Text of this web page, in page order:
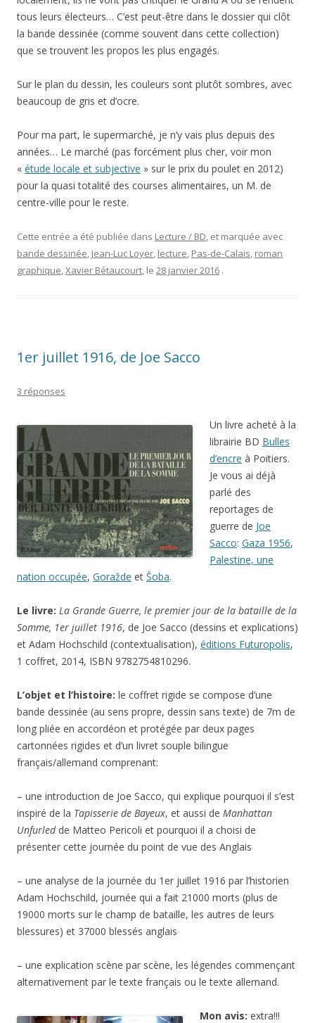
tous leurs électeurs… C’est peut-être dans le dossier qui clôt
la bande dessinée (comme souvent dans cette collection)
que se trouvent les propos les plus engagés.
Sur le plan du dessin, les couleurs sont plutôt sombres, avec
beaucoup de gris et d’ocre.
Pour ma part, le supermarché, je n’y vais plus depuis des
années… Le marché (pas forcément plus cher, voir mon
« étude locale et subjective » sur le prix du poulet en 2012)
pour la quasi totalité des courses alimentaires, un M. de
centre-ville pour le reste.
Cette entrée a été publiée dans Lecture / BD, et marquée avec
bande dessinée, Jean-Luc Loyer, lecture, Pas-de-Calais, roman
graphique,Xavier Bétaucourt, le 28 janvier 2016 .
1er juillet 1916, de Joe Sacco
3 réponses
Un livre acheté à la
librairie BD Bulles
d’encre à Poitiers.
Je vous ai déjà
parlé des
reportages de
guerre de Joe
Sacco: Gaza 1956,
Palestine, une
nation occupée, Goražde et Šoba.
Le livre: La Grande Guerre, le premier jour de la bataille de la
Somme, 1er juillet 1916, de Joe Sacco (dessins et explications)
et Adam Hochschild (contextualisation), éditions Futuropolis,
1 coffret, 2014, ISBN 9782754810296.
L’objet et l’histoire: le coffret rigide se compose d’une
bande dessinée (au sens propre, dessin sans texte) de 7m de
long pliée en accordéon et protégée par deux pages
cartonnées rigides et d’un livret souple bilingue
français/allemand comprenant:
– une introduction de Joe Sacco, qui explique pourquoi il s’est
inspiré de la Tapisserie de Bayeux, et aussi de Manhattan
Unfurledde Matteo Pericoli et pourquoi il a choisi de
présenter cette journée du point de vue des Anglais
– une analyse de la journée du 1er juillet 1916 par l’historien
Adam Hochschild, journée qui a fait 21000 morts (plus de
19000 morts sur le champ de bataille, les autres de leurs
blessures) et 37000 blessés anglais
– une explication scène par scène, les légendes commençant
alternativement par le texte français ou le texte allemand.
Mon avis: extra!!!